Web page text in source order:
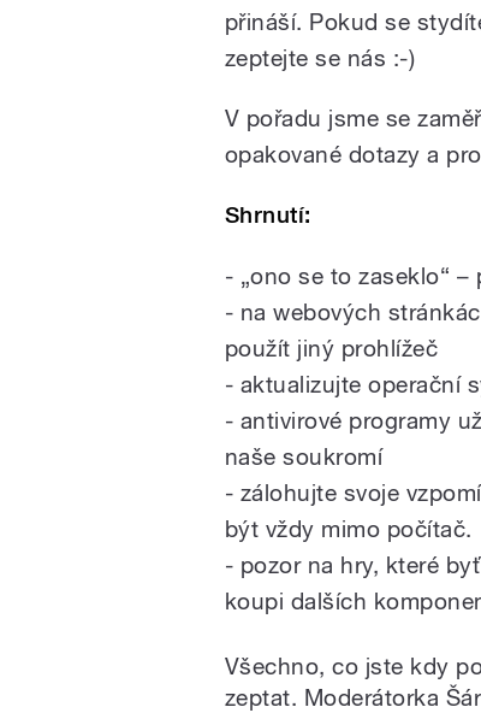
přináší. Pokud se
zeptejte se nás :-)
V pořadu jsme se
opakované dotazy a
Shrnutí:
- „ono se to zaseklo“
- na webových
použít jiný prohlížeč
- aktualizujte operační
- antivirové programy
naše soukromí
- zálohujte svoje
být vždy mimo počítač.
- pozor na hry, které
koupi dalších
Všechno, co jste kdy
zeptat. Moderátorka